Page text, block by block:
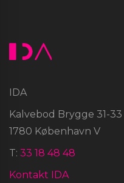
IDA
Kalvebod Brygge 31-33
1780 København V
T: 33 18 48 48
Kontakt IDA